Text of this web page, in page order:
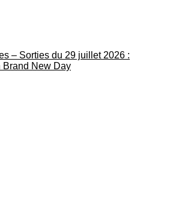
– Sorties du 29 juillet 2026 :
Brand New Day